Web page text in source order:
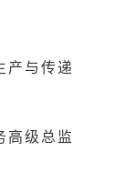
产与传递
高级总监